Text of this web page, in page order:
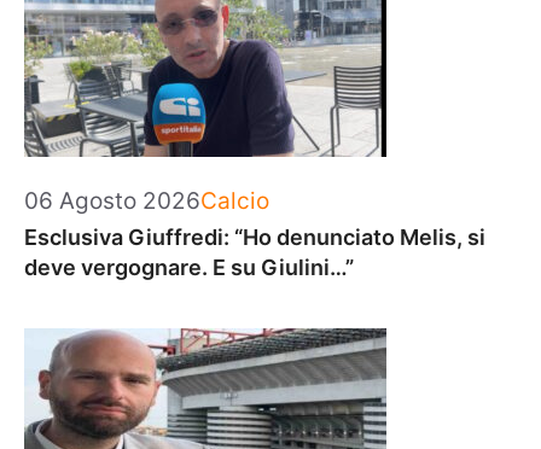
06 Agosto 2026Categorie
Calcio
Esclusiva Giuffredi: “Ho denunciato Melis, si
deve vergognare. E su Giulini…”